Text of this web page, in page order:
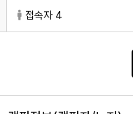
접속자 4